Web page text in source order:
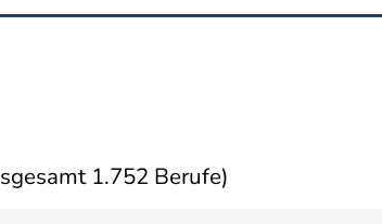
1.752 Berufe)